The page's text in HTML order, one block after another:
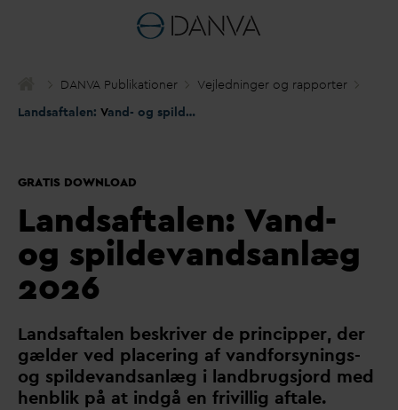
DANVA Publikationer
Vejledninger og rapporter
Landsaftalen: Vand- og spilde v
GRATIS DOWNLOAD
Landsaftalen: Vand-
og spildevandsanlæg
2026
Landsaftalen beskriver de principper, der
gælder ved placering af vandforsynings-
og spildevandsanlæg i landbrugsjord med
henblik på at indgå en frivillig aftale.